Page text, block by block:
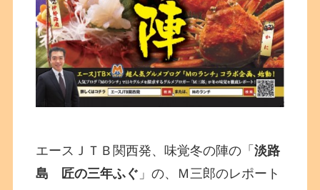
エースＪＴＢ関西発、味覚冬の陣の「淡路
島 匠の三年ふぐ 」の、Ｍ三郎のレポート